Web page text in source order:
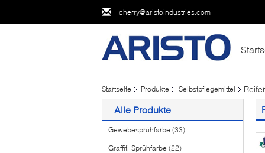
cherry@aristoindustries.com
Startseite Produkte Selbstpflegemittel
Alle Produkte
Gewebesprühfarbe (33)
Graffiti-Sprühfarbe (22)